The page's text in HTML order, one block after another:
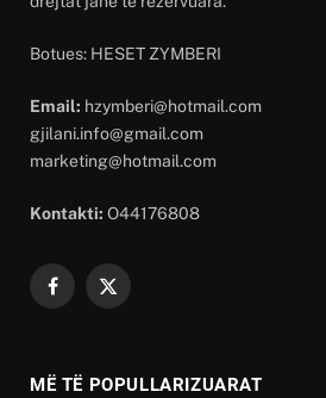
Botues: HESET ZYMBERI
Email: hzymberi@hotmail.com
gjilani.info@gmail.com
marketing@hotmail.com
Kontakti: O44176808
Facebook
X
MË TË POPULLARIZUARAT